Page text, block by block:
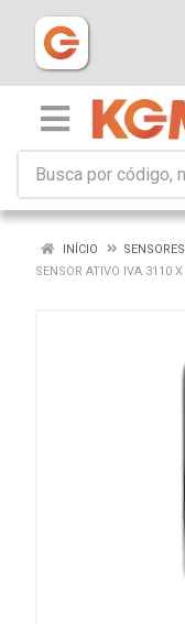
INÍCIO SENSORES
SENSOR ATIVO IVA 3110 X